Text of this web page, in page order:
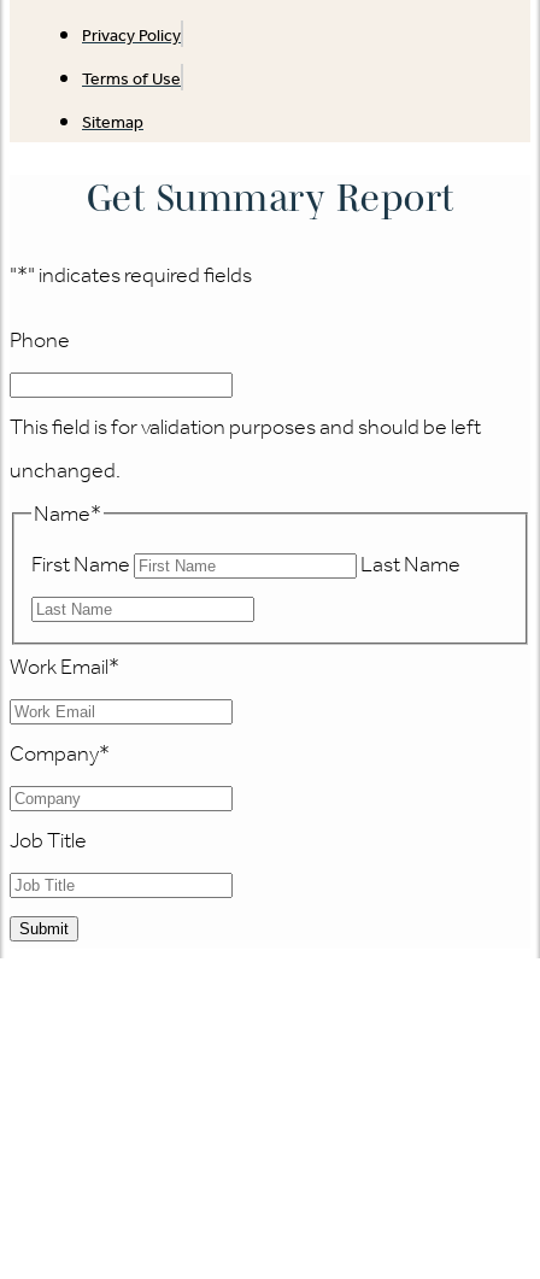
Privacy Policy
Terms of Use
Sitemap
Get Summary Report
"*" indicates required fields
Phone
This field is for validation purposes and should be left
unchanged.
Name*
First Name
Last Name
Work Email*
Company*
Job Title